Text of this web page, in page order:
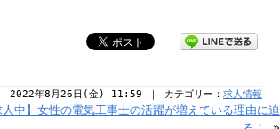
2022年8月26日(金) 11:59 ｜ カテゴリー： 求人情報
人中】女性の電気工事士の活躍が増えている理由に迫